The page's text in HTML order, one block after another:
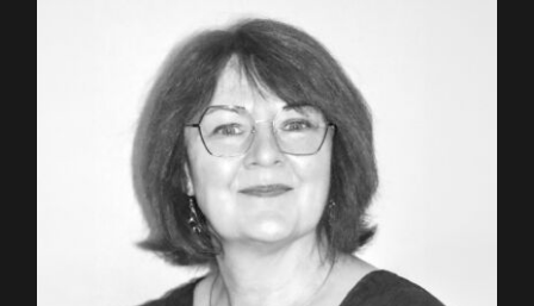
Valérie HENRY • CEA Cadarache :
Intervenante au Forum 2MF
(2024)